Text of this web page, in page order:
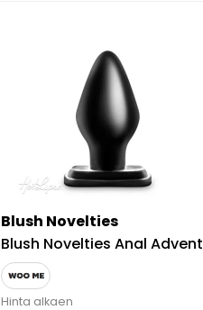
Blush Novelties
Blush Novelties Anal Adventures XXL Anaalitappi
Hinta alkaen